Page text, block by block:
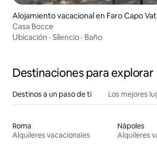
Alojamiento vacacional en Faro Capo
Casa Bocce
Ubicación · Silencio · Baño
Destinaciones para explorar
Destinos a un paso de ti Los mejores
Roma
Alquileres vacacionales
Nápoles
Alquileres